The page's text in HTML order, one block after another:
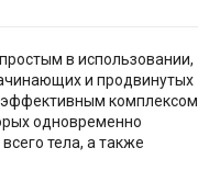
в использовании,
и продвинутых
эффективным комплексом
одновременно
тела, а также